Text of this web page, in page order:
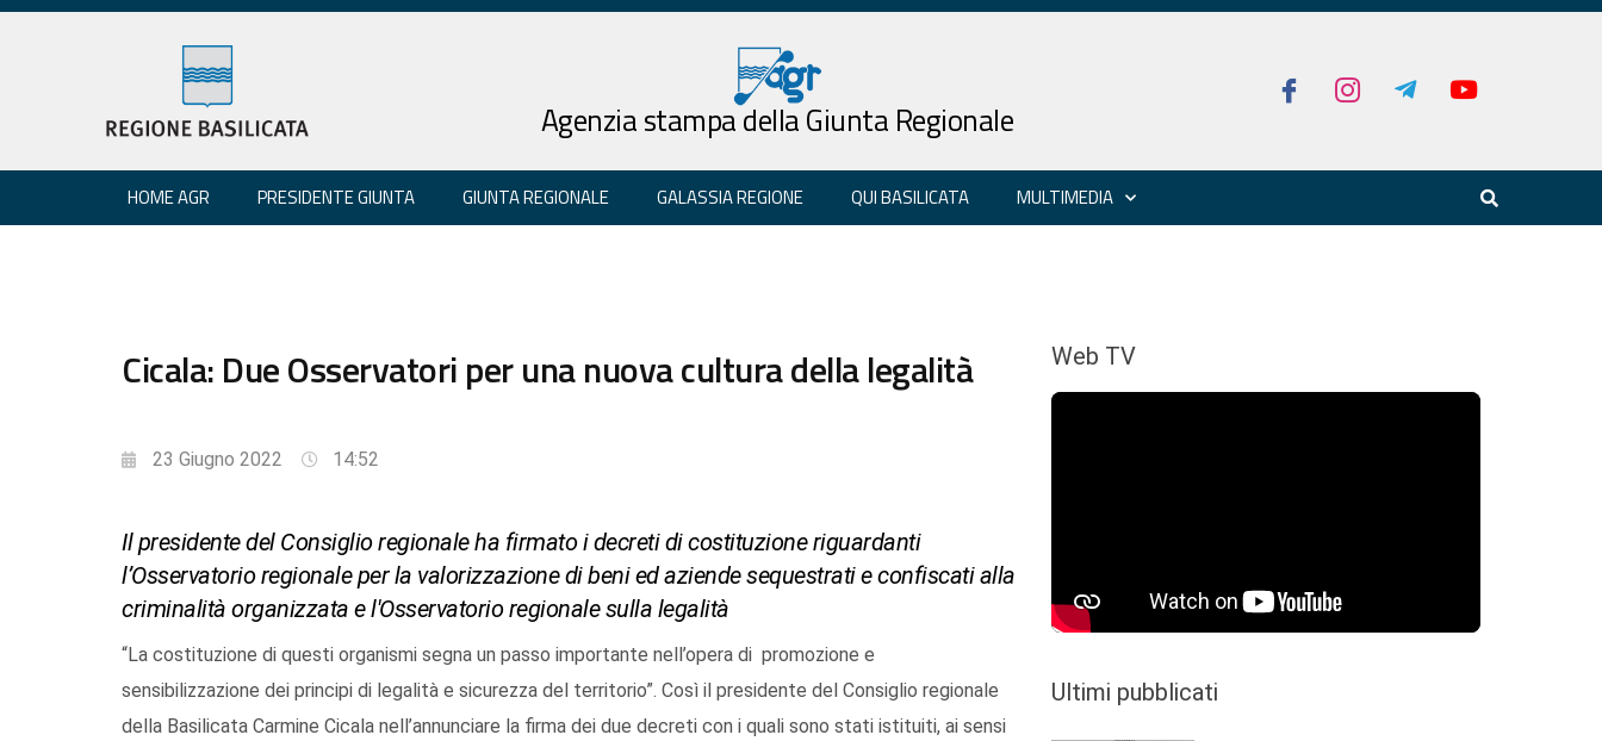
Agenzia stampa della Giunta Regionale
HOME AGR PRESIDENTE GIUNTA GIUNTA REGIONALE GALASSIA REGIONE QUI BASILICATA MULTIMEDIA
Cicala: Due Osservatori per una nuova cultura della legalità
23 Giugno 2022 14:52
Il presidente del Consiglio regionale ha firmato i decreti di costituzione riguardanti
l’Osservatorio regionale per la valorizzazione di beni ed aziende sequestrati e confiscati alla
criminalità organizzata e l'Osservatorio regionale sulla legalità
“La costituzione di questi organismi segna un passo importante nell’opera di promozione e
sensibilizzazione dei principi di legalità e sicurezza del territorio”. Così il presidente del Consiglio regionale
della Basilicata Carmine Cicala nell’annunciare la firma dei due decreti con i quali sono stati istituiti, ai sensi
Web TV
Ultimi pubblicati